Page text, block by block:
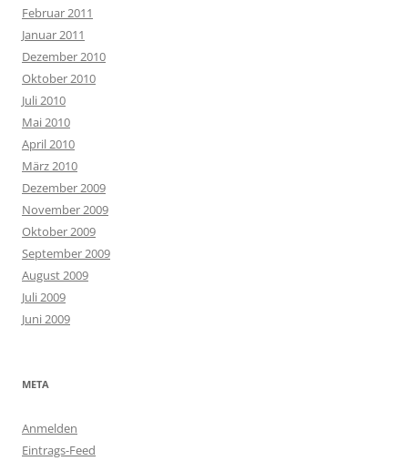
Februar 2011
Januar 2011
Dezember 2010
Oktober 2010
Juli 2010
Mai 2010
April 2010
März 2010
Dezember 2009
November 2009
Oktober 2009
September 2009
August 2009
Juli 2009
Juni 2009
META
Anmelden
Eintrags-Feed